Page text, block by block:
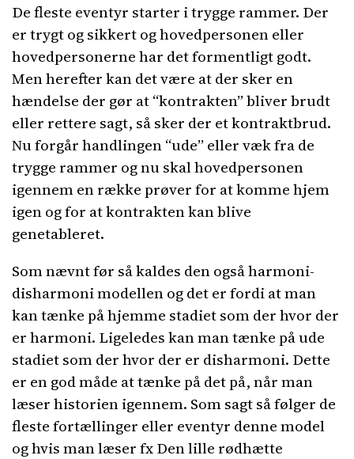
De fleste eventyr starter i trygge rammer. Der
er trygt og sikkert og hovedpersonen eller
hovedpersonerne har det formentligt godt.
Men herefter kan det være at der sker en
hændelse der gør at “kontrakten” bliver brudt
eller rettere sagt, så sker der et kontraktbrud.
Nu forgår handlingen “ude” eller væk fra de
trygge rammer og nu skal hovedpersonen
igennem en række prøver for at komme hjem
igen og for at kontrakten kan blive
genetableret.
Som nævnt før så kaldes den også harmoni-
disharmoni modellen og det er fordi at man
kan tænke på hjemme stadiet som der hvor der
er harmoni. Ligeledes kan man tænke på ude
stadiet som der hvor der er disharmoni. Dette
er en god måde at tænke på det på, når man
læser historien igennem. Som sagt så følger de
fleste fortællinger eller eventyr denne model
og hvis man læser fx Den lille rødhætte